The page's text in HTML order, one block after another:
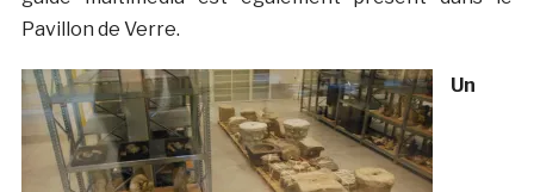
Pavillon de Verre.
Un